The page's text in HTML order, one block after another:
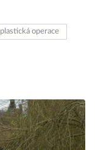
plastická operace